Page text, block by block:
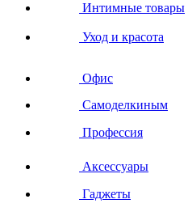
Интимные товары
Уход и красота
Офис
Самоделкиным
Профессия
Аксессуары
Гаджеты